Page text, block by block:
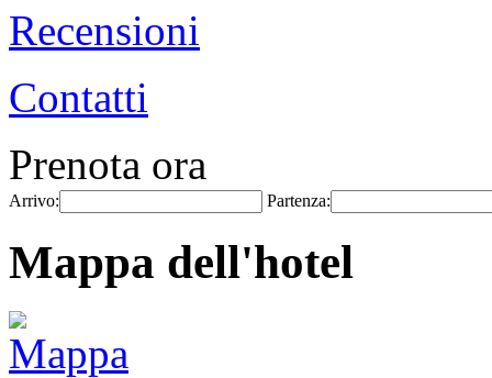
Recensioni
Contatti
Prenota ora
Arrivo: Partenza:
Mappa dell'hotel